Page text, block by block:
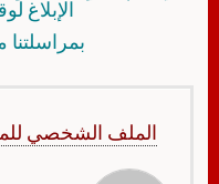
الإبلاغ
الملف الشخصي